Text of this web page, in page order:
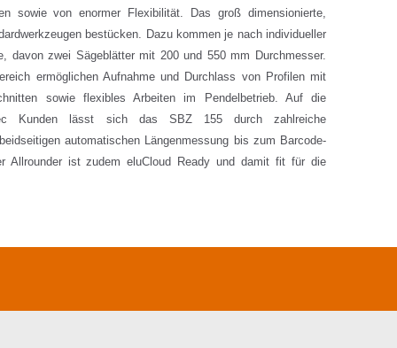
sowie von enormer Flexibilität. Das groß dimensionierte,
bestücken. Dazu kommen je nach individueller
davon zwei Sägeblätter mit 200 und 550 mm Durchmesser.
ermöglichen Aufnahme und Durchlass von Profilen mit
sowie flexibles Arbeiten im Pendelbetrieb. Auf die
Kunden lässt sich das SBZ 155 durch zahlreiche
automatischen Längenmessung bis zum Barcode-
Allrounder ist zudem eluCloud Ready und damit fit für die